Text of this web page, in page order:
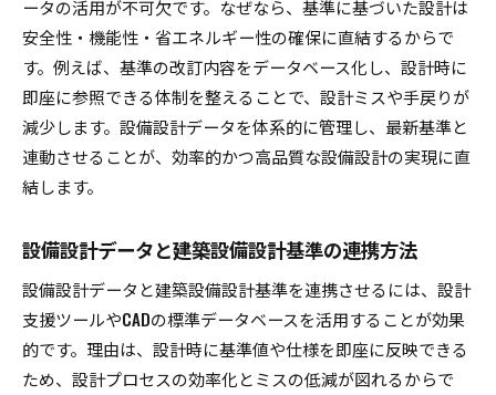
ント
設備設計業務の省力化に役立つデータ連携術
ータの活用が不可欠です。なぜなら、基準に基づいた設計は
安全性・機能性・省エネルギー性の確保に直結するからで
す。例えば、基準の改訂内容をデータベース化し、設計時に
即座に参照できる体制を整えることで、設計ミスや手戻りが
減少します。設備設計データを体系的に管理し、最新基準と
連動させることが、効率的かつ高品質な設備設計の実現に直
結します。
設備設計データと建築設備設計基準の連携方法
設備設計データと建築設備設計基準を連携させるには、設計
支援ツールやCADの標準データベースを活用することが効果
的です。理由は、設計時に基準値や仕様を即座に反映できる
ため、設計プロセスの効率化とミスの低減が図れるからで